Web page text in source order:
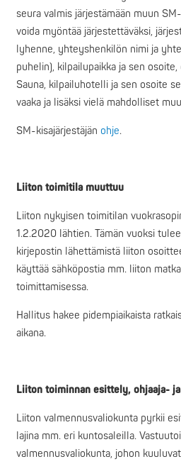
seura valmis järjestämään muun
voida myöntää järjestettäväksi,
lyhenne, yhteyshenkilön nimi ja
puhelin), kilpailupaikka ja sen
Sauna, kilpailuhotelli ja sen osoite
vaaka ja lisäksi vielä mahdolliset
SM-kisajärjestäjän ohje.
Liiton toimitila muuttuu
Liiton nykyisen toimitilan
1.2.2020 lähtien. Tämän vuoksi
kirjepostin lähettämistä liiton
käyttää sähköpostia mm. liiton
toimittamisessa.
Hallitus hakee pidempiaikaista
aikana.
Liiton toiminnan esittely, ohjaaja-
Liiton valmennusvaliokunta pyrkii
lajina mm. eri kuntosaleilla.
valmennusvaliokunta, johon